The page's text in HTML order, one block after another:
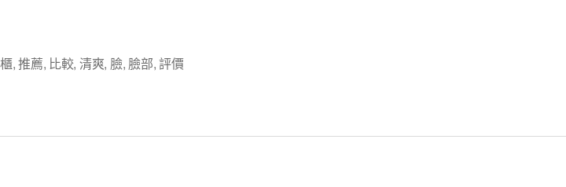
,推薦, 比較, 清爽, 臉, 臉部,評價